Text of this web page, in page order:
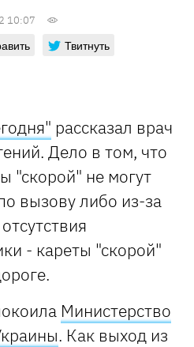
10:07
Твитнуть
рассказал врач
Дело в том, что
"скорой" не могут
вызову либо из-за
- кареты "скорой"
Министерство
. Как выход из